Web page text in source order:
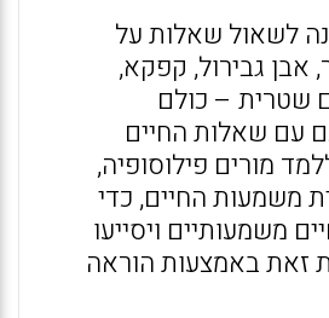
לשאול שאלות על
אבן גבירול, קפקא,
שטרית – כולם
עם שאלות החיים
מורים פילוסופיה,
משמעות החיים, כדי
משמעותיים ויסייעו
זאת באמצעות הוראה